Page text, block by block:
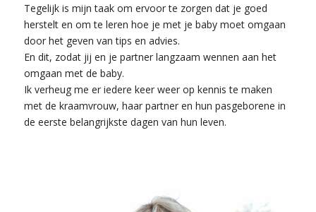
Tegelijk is mijn taak om ervoor te zorgen dat je goed
herstelt en om te leren hoe je met je baby moet omgaan
door het geven van tips en advies.
En dit, zodat jij en je partner langzaam wennen aan het
omgaan met de baby.
Ik verheug me er iedere keer weer op kennis te maken
met de kraamvrouw, haar partner en hun pasgeborene in
de eerste belangrijkste dagen van hun leven.